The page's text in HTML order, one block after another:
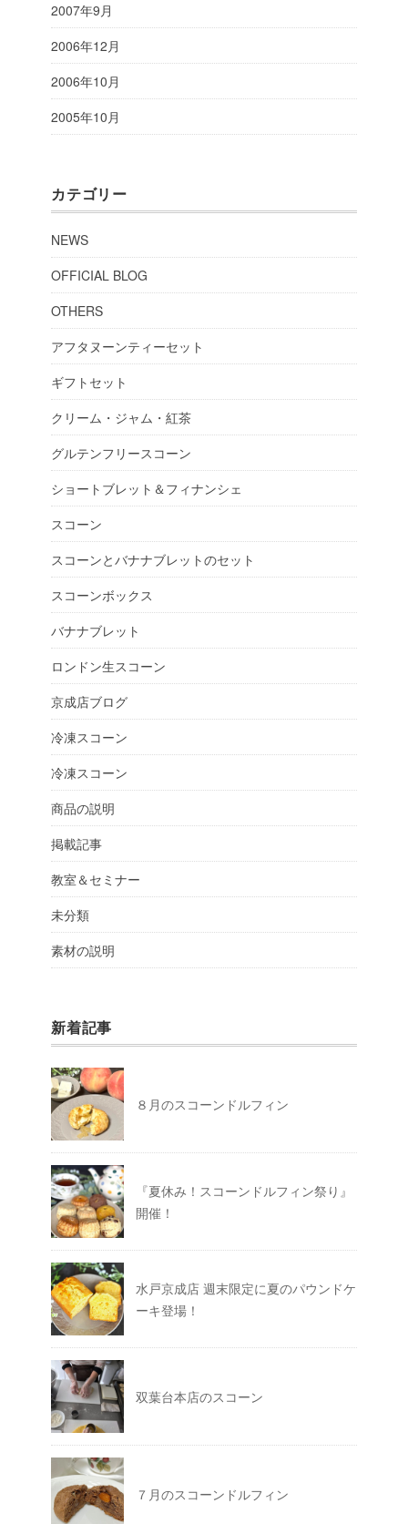
2007年9月
2006年12月
2006年10月
2005年10月
カテゴリー
NEWS
OFFICIAL BLOG
OTHERS
アフタヌーンティーセット
ギフトセット
クリーム・ジャム・紅茶
グルテンフリースコーン
ショートブレット＆フィナンシェ
スコーン
スコーンとバナナブレットのセット
スコーンボックス
バナナブレット
ロンドン生スコーン
京成店ブログ
冷凍スコーン
冷凍スコーン
商品の説明
掲載記事
教室＆セミナー
未分類
素材の説明
新着記事
８月のスコーンドルフィン
『夏休み！スコーンドルフィン祭り』
開催！
水戸京成店 週末限定に夏のパウンドケ
ーキ登場！
双葉台本店のスコーン
７月のスコーンドルフィン